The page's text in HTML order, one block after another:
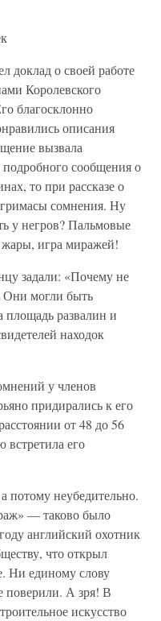
доклад о своей работе
Королевского
благосклонно
описания
вызвала
подробного сообщения о
то при рассказе о
сомнения. Ну
у негров? Пальмовые
игра миражей!
задали: «Почему не
Они могли быть
площадь развалин и
находок
у членов
придирались к его
от 48 до 56
встретила его
потому неубедительно.
— таково было
английский охотник
что открыл
Ни единому слову
поверили. А зря! В
искусство